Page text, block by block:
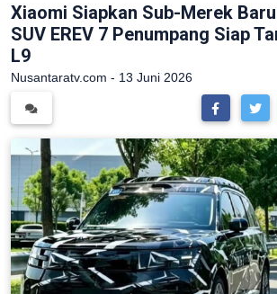
Xiaomi Siapkan Sub-Merek
SUV EREV 7 Penumpang Siap
L9
Nusantaratv.com - 13 Juni 2026